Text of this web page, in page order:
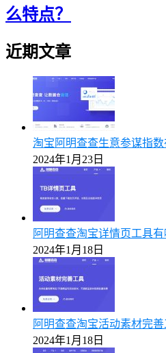
么特点？
近期文章
淘宝阿明查查生意参谋指
2024年1月23日
阿明查查淘宝详情页工具有
2024年1月18日
阿明查查淘宝活动素材完善
2024年1月18日